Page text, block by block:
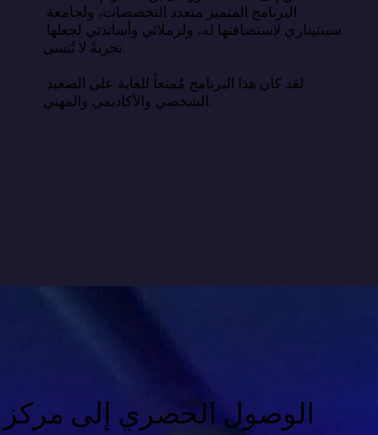
تجربةً لا تُنسى.
الشخصي والأكاديمي والمهني.
الوصول الحصري إلى مركز